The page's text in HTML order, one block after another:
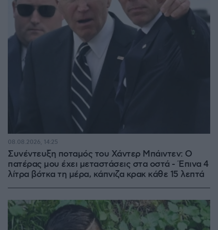
Συνέντευξη ποταμός του Χάντερ Μπάιντεν: Ο
πατέρας μου έχει μεταστάσεις στα οστά - Έπινα 4
λίτρα βότκα τη μέρα, κάπνιζα κρακ κάθε 15 λεπτά
08.08.2026, 14:25